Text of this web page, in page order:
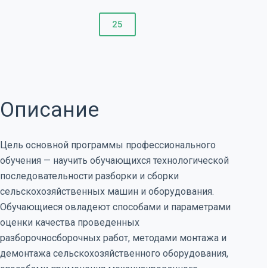
25
Описание
Цель основной программы профессионального
обучения — научить обучающихся технологической
последовательности разборки и сборки
сельскохозяйственных машин и оборудования.
Обучающиеся овладеют способами и параметрами
оценки качества проведенных
разборочносборочных работ, методами монтажа и
демонтажа сельскохозяйственного оборудования,